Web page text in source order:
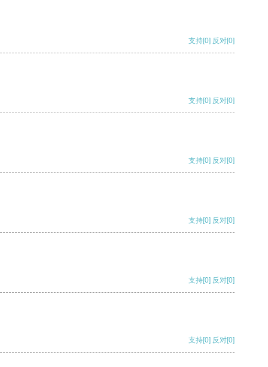
支持[0] 反对[0]
支持[0] 反对[0]
支持[0] 反对[0]
支持[0] 反对[0]
支持[0] 反对[0]
支持[0] 反对[0]